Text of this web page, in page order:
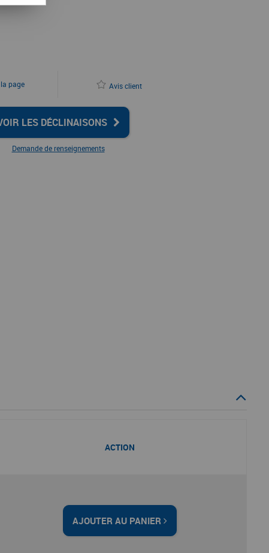
page Avis client
LES DÉCLINAISONS
Demande de renseignements
ACTION
AJOUTER AU PANIER